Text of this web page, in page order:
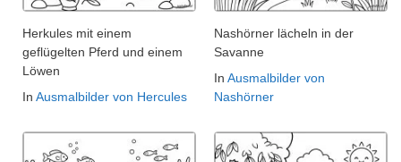
Herkules mit einem
geflügelten Pferd und einem
Löwen
In Ausmalbilder von Hercules
Nashörner lächeln in der
Savanne
In Ausmalbilder von
Nashörner